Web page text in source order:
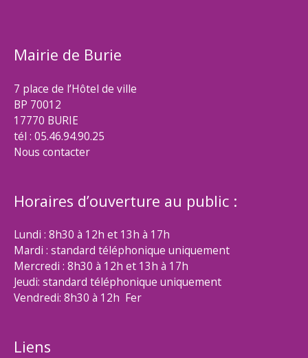
Mairie de Burie
7 place de l’Hôtel de ville
BP 70012
17770 BURIE
tél : 05.46.94.90.25
Nous contacter
Horaires d’ouverture au public :
Lundi : 8h30 à 12h et 13h à 17h
Mardi : standard téléphonique uniquement
Mercredi : 8h30 à 12h et 13h à 17h
Jeudi: standard téléphonique uniquement
Vendredi: 8h30 à 12h Fer
Liens